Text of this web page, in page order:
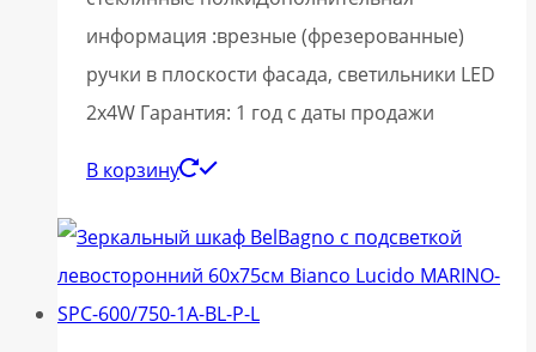
информация :врезные (фрезерованные)
ручки в плоскости фасада, светильники LED
2x4W Гарантия: 1 год с даты продажи
В корзину